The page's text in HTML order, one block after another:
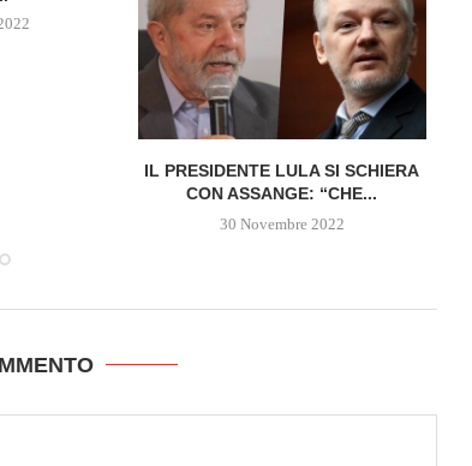
IL PRESIDENTE LULA SI SCHIERA
CON ASSANGE: “CHE...
30 Novembre 2022